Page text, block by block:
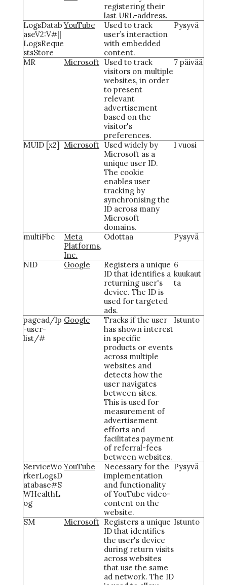
registering their
last URL-address.
LogsDatab
aseV2:V#||
LogsReque
stsStore
YouTube
Used to track
user’s interaction
with embedded
content.
Pysyvä
MR Microsoft Used to track
visitors on multiple
websites, in order
to present
relevant
advertisement
based on the
visitor's
preferences.
7 päivää
MUID [x2] Microsoft Used widely by
Microsoft as a
unique user ID.
The cookie
enables user
tracking by
synchronising the
ID across many
Microsoft
domains.
1 vuosi
multiFbc
Meta
Platforms,
Inc.
Odottaa Pysyvä
NID Google
Registers a unique
ID that identifies a
returning user's
device. The ID is
used for targeted
ads.
6
kuukaut
ta
pagead/1p
-user-
list/#
Google
Tracks if the user
has shown interest
in specific
products or events
across multiple
websites and
detects how the
user navigates
between sites.
This is used for
measurement of
advertisement
efforts and
facilitates payment
of referral-fees
between websites.
Istunto
ServiceWo
rkerLogsD
atabase#S
WHealthL
og
YouTube
Necessary for the
implementation
and functionality
of YouTube video-
content on the
website.
Pysyvä
SM Microsoft Registers a unique
ID that identifies
the user's device
during return visits
across websites
that use the same
ad network. The ID
Istunto